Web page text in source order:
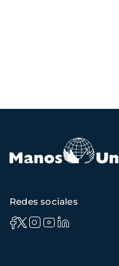
Redes sociales